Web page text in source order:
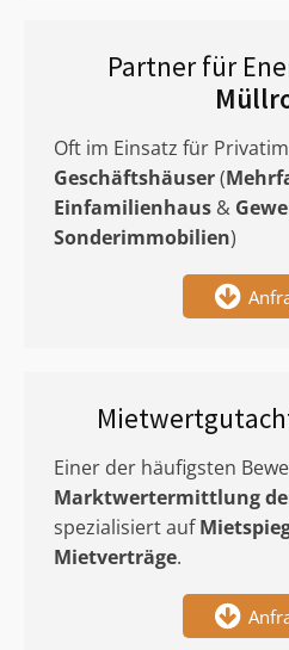
Partner für
Oft im Einsatz für
Geschäftshäuser(
Einfamilienhaus &
Sonderimmobilien)
Einer der häufigsten
Marktwertermittlung
spezialisiert auf
Mietverträge.